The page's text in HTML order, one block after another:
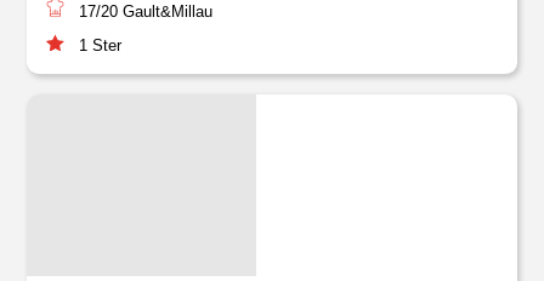
17/20 Gault&Millau
1 Ster